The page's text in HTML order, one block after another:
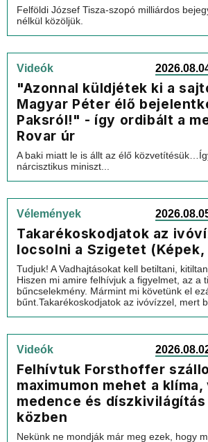
Felföldi József Tisza-szopó milliárdos
nélkül közöljük.
Videók
"Azonnal küldjétek ki a
Magyar Péter élő
Paksról!" - így ordibált a
Rovar úr
A baki miatt le is állt az élő
nárcisztikus miniszt...
Vélemények
Takarékoskodjatok az
locsolni a Szigetet (Képek,
Tudjuk! A Vadhajtásokat kell betiltani,
Hiszen mi amire felhívjuk a figyelmet, az a
bűncselekmény. Mármint mi követünk el
bűnt.Takarékoskodjatok az ivóvízzel, mert
Videók
Felhívtuk Forsthoffer
maximumon mehet a klíma,
medence és
közben
Nekünk ne mondják már meg ezek, hogy